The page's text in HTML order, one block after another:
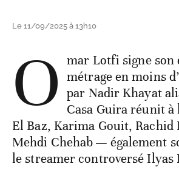
Le 11/09/2025 à 13h10
O mar Lotfi signe son
métrage en moins
par Nadir Khayat
Casa Guira réunit à
El Baz, Karima Gouit, Rachid
Mehdi Chehab — également
le streamer controversé